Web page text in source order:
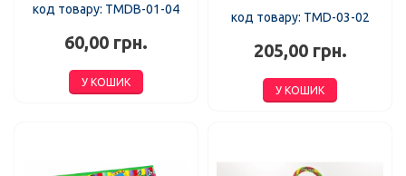
код товару: TMDB-01-04
60,00 грн.
У КОШИК
код товару: TMD-03-02
205,00 грн.
У КОШИК